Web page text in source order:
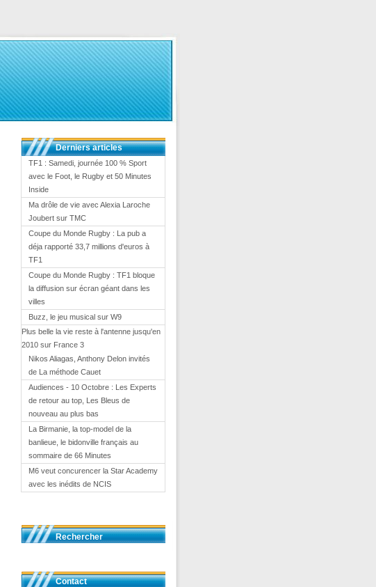
Derniers articles
TF1 : Samedi, journée 100 % Sport
avec le Foot, le Rugby et 50 Minutes
Inside
Ma drôle de vie avec Alexia Laroche
Joubert sur TMC
Coupe du Monde Rugby : La pub a
déja rapporté 33,7 millions d'euros à
TF1
Coupe du Monde Rugby : TF1 bloque
la diffusion sur écran géant dans les
villes
Buzz, le jeu musical sur W9
Plus belle la vie reste à l'antenne jusqu'en
2010 sur France 3
Nikos Aliagas, Anthony Delon invités
de La méthode Cauet
Audiences - 10 Octobre : Les Experts
de retour au top, Les Bleus de
nouveau au plus bas
La Birmanie, la top-model de la
banlieue, le bidonville français au
sommaire de 66 Minutes
M6 veut concurencer la Star Academy
avec les inédits de NCIS
Rechercher
Contact